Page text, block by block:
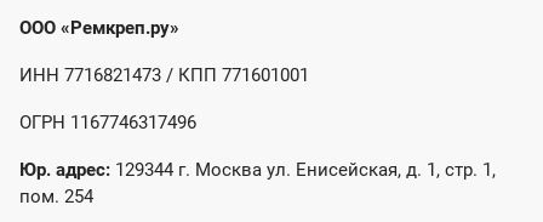
ООО «Ремкреп.ру»
ИНН 7716821473 / КПП 771601001
ОГРН 1167746317496
Юр. адрес: 129344 г. Москва ул. Енисейская, д. 1, стр. 1,
пом. 254